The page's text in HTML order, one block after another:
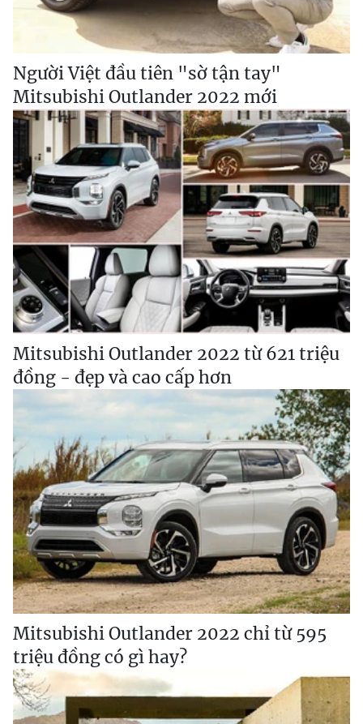
Người Việt đầu tiên "sờ tận tay"
Mitsubishi Outlander 2022 mới
Mitsubishi Outlander 2022 từ 621 triệu
đồng - đẹp và cao cấp hơn
Mitsubishi Outlander 2022 chỉ từ 595
triệu đồng có gì hay?